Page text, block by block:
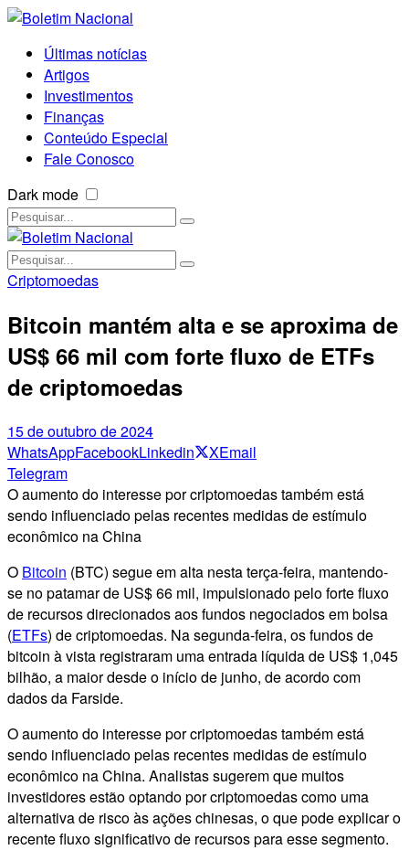
Últimas notícias
Artigos
Investimentos
Finanças
Conteúdo Especial
Fale Conosco
Dark mode
Criptomoedas
Bitcoin mantém alta e se aproxima de
US$ 66 mil com forte fluxo de ETFs
de criptomoedas
15 de outubro de 2024
WhatsAppFacebookLinkedin XEmail
Telegram
O aumento do interesse por criptomoedas também está
sendo influenciado pelas recentes medidas de estímulo
econômico na China
O Bitcoin (BTC) segue em alta nesta terça-feira, mantendo-
se no patamar de US$ 66 mil, impulsionado pelo forte fluxo
de recursos direcionados aos fundos negociados em bolsa
(ETFs) de criptomoedas. Na segunda-feira, os fundos de
bitcoin à vista registraram uma entrada líquida de US$ 1,045
bilhão, a maior desde o início de junho, de acordo com
dados da Farside.
O aumento do interesse por criptomoedas também está
sendo influenciado pelas recentes medidas de estímulo
econômico na China. Analistas sugerem que muitos
investidores estão optando por criptomoedas como uma
alternativa de risco às ações chinesas, o que pode explicar o
recente fluxo significativo de recursos para esse segmento.